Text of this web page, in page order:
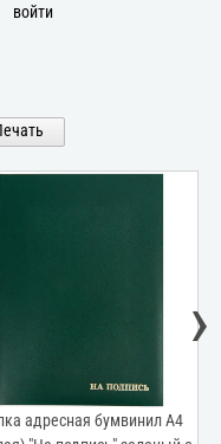
войти
адресная бумвинил А4
›